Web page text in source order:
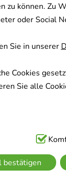
können. Zu
oder Social
Sie in unserer
Cookies
Sie alle
es sich um
bestätigen